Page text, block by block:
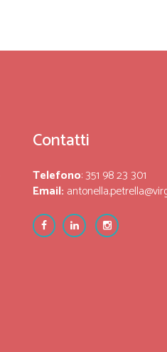
Contatti
Telefono: 351 98 23 301
Email: